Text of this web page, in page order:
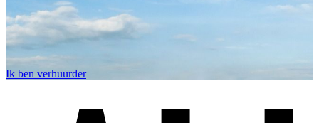
Ik ben verhuurder